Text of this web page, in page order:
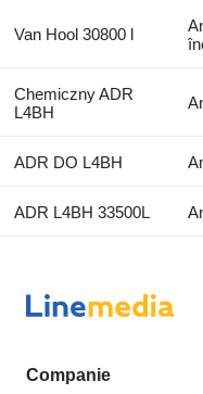
Van Hool 30800 l
Chemiczny ADR
L4BH
ADR DO L4BH
ADR L4BH 33500L
Companie